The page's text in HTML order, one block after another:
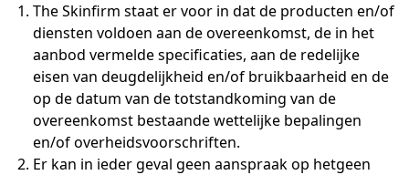
The Skinfirm staat er voor in dat de producten en/of
diensten voldoen aan de overeenkomst, de in het
aanbod vermelde specificaties, aan de redelijke
eisen van deugdelijkheid en/of bruikbaarheid en de
op de datum van de totstandkoming van de
overeenkomst bestaande wettelijke bepalingen
en/of overheidsvoorschriften.
Er kan in ieder geval geen aanspraak op hetgeen